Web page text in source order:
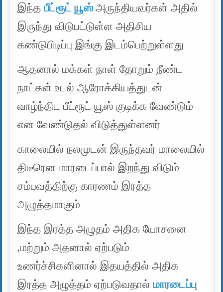
இந்தபீட்ரூட் யூஸ்அருந்தியவர்கள் அதில்
இருந்து விடுபட்டுள்ள அதிசிய
கண்டுபிடிப்பு இங்கு இடம்பெற்றுள்ளது
ஆதனால் மக்கள் நாள் தோறும் நீண்ட
நாட்கள் உடல் ஆரோக்கியத்துடன்
வாழ்ந்திட பீட்ரூட் யூஸ் குடிக்க வேண்டும்
என வேண்டுதல் விடுத்துள்ளனர்
காலையில் நலமுடன் இருந்தவர் மாலையில்
திடீரென மாரடைப்பால் இறந்து விடும்
சம்பவத்திற்கு காரணம் இரத்த
அழுத்தமாகும்
இந்த இரத்த அழுதம் அதிக யோசனை
,மற்றும் அதனால் ஏற்படும்
உணர்ச்சிகளினால் இதயத்தில் அதிக
இரத்த அழுத்தம் ஏற்படுவதால்மாரடைப்பு